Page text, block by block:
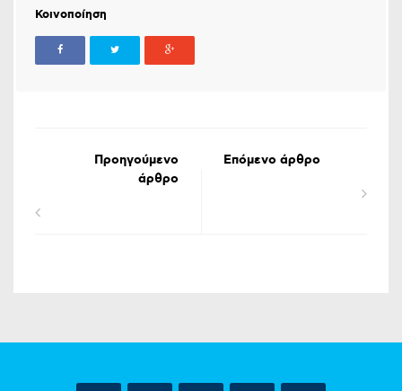
Κοινοποίηση
Προηγούμενο
άρθρο
Επόμενο άρθρο